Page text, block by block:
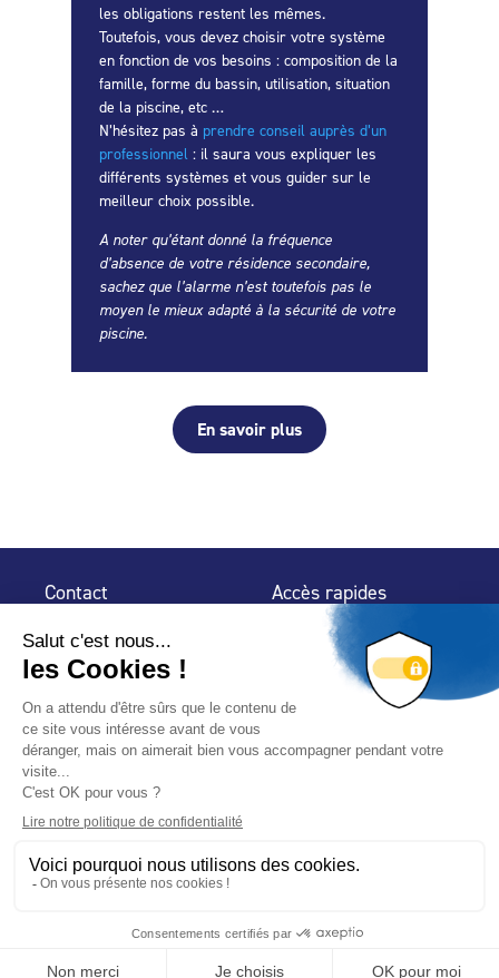
les obligations restent les mêmes.
Toutefois, vous devez choisir votre système
en fonction de vos besoins : composition de la
famille, forme du bassin, utilisation, situation
de la piscine, etc …
N’hésitez pas à prendre conseil auprès d’un
professionnel : il saura vous expliquer les
différents systèmes et vous guider sur le
meilleur choix possible.
A noter qu’étant donné la fréquence
d’absence de votre résidence secondaire,
sachez que l’alarme n’est toutefois pas le
moyen le mieux adapté à la sécurité de votre
piscine.
En savoir plus
Contact
32 rue de Mogador
75 009 Paris
Accès rapides
Espace Presse
Trouver un
professionnel
Nous suivre
parHybride Conseil